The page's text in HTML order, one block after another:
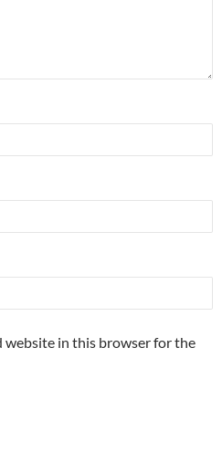
website in this browser for the